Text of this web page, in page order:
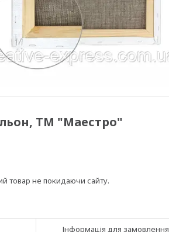
ТМ "Маестро"
товар не покидаючи сайту.
Інформація для замовлення